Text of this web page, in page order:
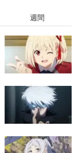
愛でるため、長
生きします！
週間